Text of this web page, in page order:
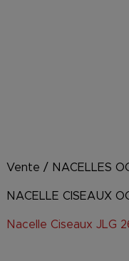
Vente / NACELLES
NACELLE CISEAUX
Nacelle Ciseaux JLG